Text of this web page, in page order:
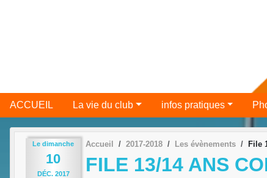
ACCUEIL La vie du club infos pratiques
Le dimanche
10
DÉC. 2017
Accueil 2017-2018 Les évènements File
FILE 13/14 ANS